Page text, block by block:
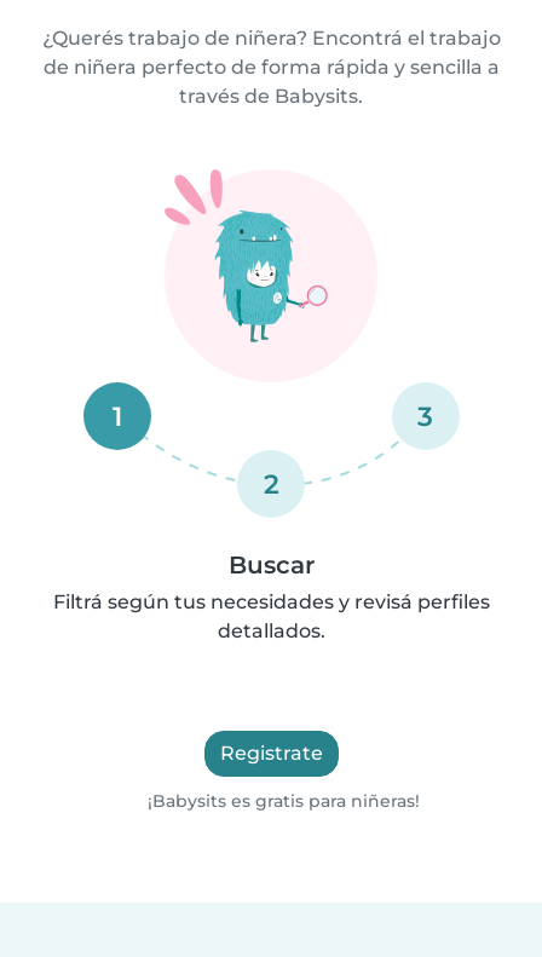
¿Querés trabajo de niñera? Encontrá el trabajo
de niñera perfecto de forma rápida y sencilla a
través de Babysits.
1
2
3
Buscar
Filtrá según tus necesidades y revisá perfiles
detallados.
Registrate
¡Babysits es gratis para niñeras!